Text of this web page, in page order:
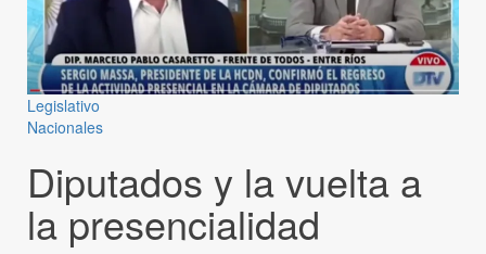
Legislativo
Nacionales
Diputados y la vuelta a
la presencialidad